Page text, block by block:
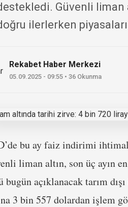
Güvenli liman
ilerlerken
Rekabet Haber Merkezi
05.09.2025 - 09:55 • 36 Okunma
bu ay faiz indirimi
liman altın, son üç ayın
bugün açıklanacak tarım
3 bin 557 dolardan işlem